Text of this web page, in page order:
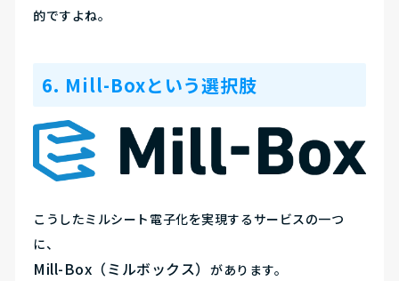
的ですよね。
6. Mill-Boxという選択肢
こうしたミルシート電子化を実現するサービスの一つ
に、
Mill-Box（ミルボックス） があります。